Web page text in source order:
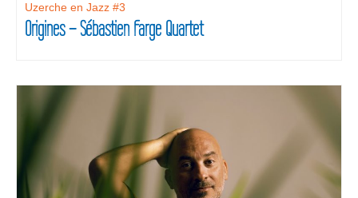
Uzerche en Jazz #3
Origines – Sébastien Farge Quartet